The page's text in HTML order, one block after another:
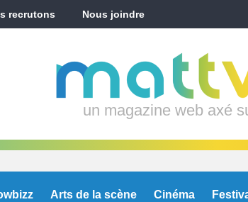
recrutons Nous joindre
un magazine web axé
Arts de la scène Cinéma